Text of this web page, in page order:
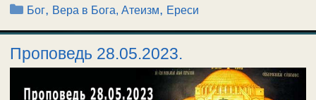
Рубрики
Бог, Вера в Бога, Атеизм, Ереси
Проповедь 28.05.2023.